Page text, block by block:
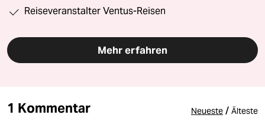
Reiseveranstalter Ventus-Reisen
Mehr erfahren
1 Kommentar Neueste / Älteste